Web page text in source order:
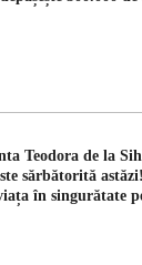
Teodora de la
sărbătorită
în singurătate